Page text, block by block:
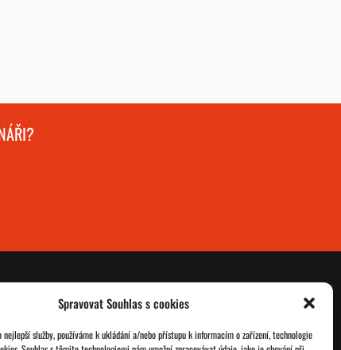
Spravovat Souhlas s cookies
služby, používáme k ukládání a/nebo přístupu k informacím o zařízení, technologie
O nás Databáze legionářů